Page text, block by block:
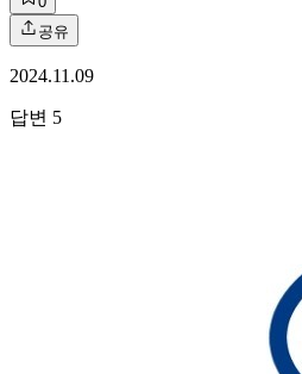
공유
2024.11.09
답변 5